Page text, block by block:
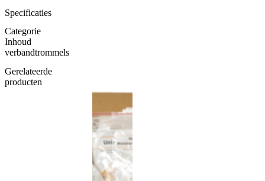
Specificaties
Categorie
Inhoud
verbandtrommels
Gerelateerde
producten